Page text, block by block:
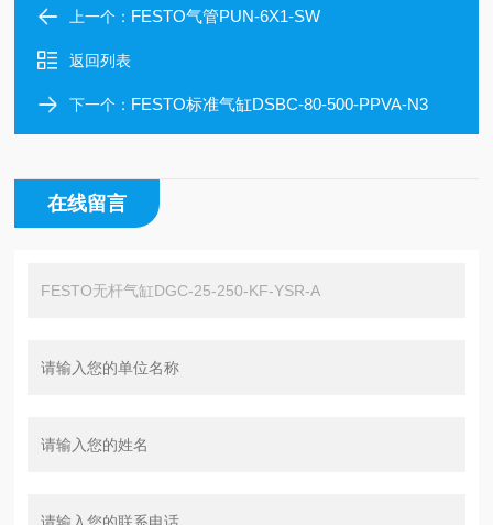
上一个： FESTO气管PUN-6X1-SW
返回列表
下一个： FESTO标准气缸DSBC-80-500-PPVA-N3
在线留言